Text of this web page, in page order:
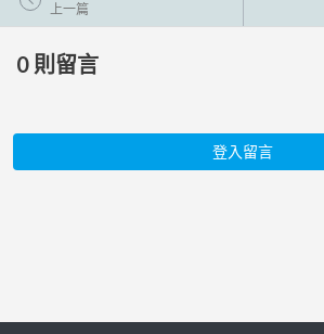
上一篇
0 則留言
登入留言